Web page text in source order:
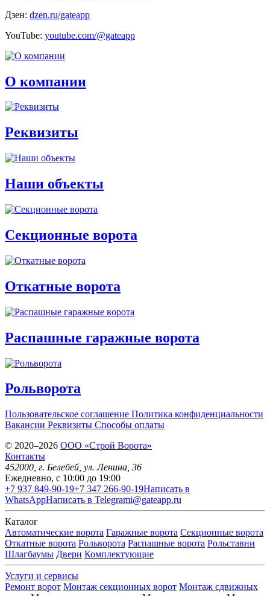
Дзен: dzen.ru/gateapp
YouTube: youtube.com/@gateapp
О компании
Реквизиты
Наши объекты
Секционные ворота
Откатные ворота
Распашные гаражные ворота
Рольворота
Пользовательское соглашение Политика конфиденциальности
Вакансии Реквизиты Способы оплаты
© 2020–2026 OOO «Строй Ворота»
Контакты
452000 , г. Белебей ул. Ленина, 36
Ежедневно, с 10:00 до 19:00
+7 937 849-90-19+7 347 266-90-19Написать в
WhatsAppНаписать в Telegrami@gateapp.ru
Каталог
Автоматические ворота Гаражные ворота Секционные ворота
Откатные ворота Рольворота Распашные ворота Рольставни
Шлагбаумы Двери Комплектующие
Услуги и сервисы
Ремонт ворот Монтаж секционных ворот Монтаж сдвижных